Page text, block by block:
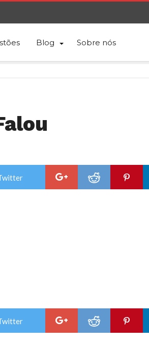
Blog Sobre nós